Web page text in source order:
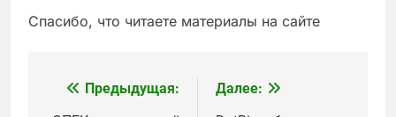
Спасибо, что читаете материалы на сайте
Навигация
Предыдущая:
Далее: